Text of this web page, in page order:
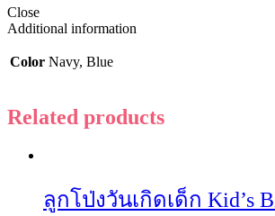
Close
Additional information
Color Navy, Blue
Related products
ลูกโป่งวันเกิดเด็ก Kid’s